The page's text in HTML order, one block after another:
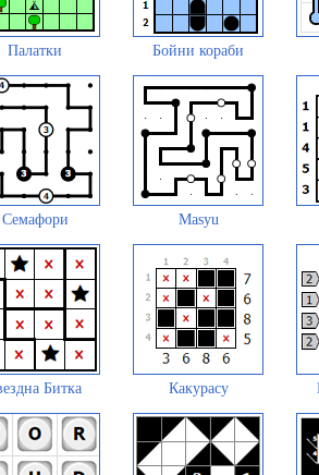
Палатки Бойни кораби
Семафори Masyu
Битка Какурасу